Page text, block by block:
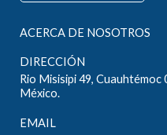
ACERCA DE NOSOTROS
DIRECCIÓN
Rio Misisipi 49,
México.
EMAIL